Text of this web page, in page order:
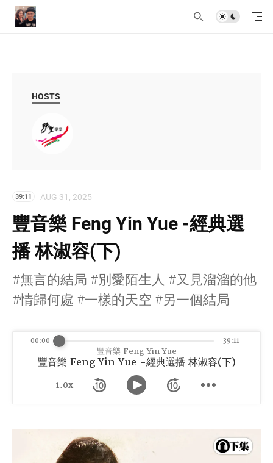
HOSTS
39:11 AUG 31, 2025
豐音樂 Feng Yin Yue -經典選
播 林淑容(下)
#無言的結局 #別愛陌生人 #又見溜溜的他
#情歸何處 #一樣的天空 #另一個結局
豐音樂 Feng Yin Yue
豐音樂 Feng Yin Yue -經典選播 林淑容(下)
1.0x
00:00 39:11